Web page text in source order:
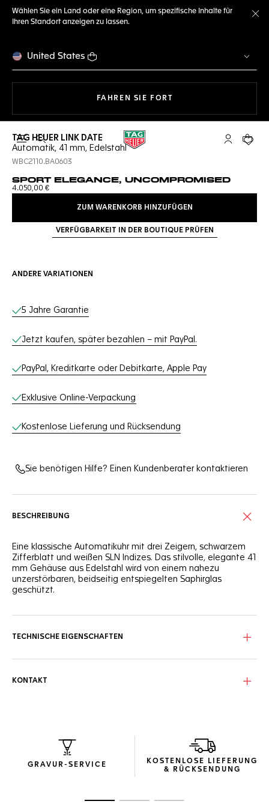
Wählen Sie ein Land oder eine Region, um spezifische Inhalte für
Ihren Standort anzeigen zu lassen.
United States
FAHREN SIE FORTMIT DER NAVIGATION
Suche öffnen My TAG
Ihr
TAG HEUER LINK DATE
Automatik, 41 mm, Edelstahl
WBC2110.BA0603
SPORT ELEGANCE, UNCOMPROMISED
4.050,00 €
ZUM WARENKORB HINZUFÜGEN
VERFÜGBARKEIT IN DER BOUTIQUE PRÜFEN
ANDERE VARIATIONEN
Online-Services
5 Jahre Garantie
Jetzt kaufen, später bezahlen – mit PayPal.
PayPal, Kreditkarte oder Debitkarte, Apple Pay
Exklusive Online-Verpackung
Kostenlose Lieferung und Rücksendung
Sie benötigen Hilfe? Einen Kundenberater kontaktieren
BESCHREIBUNG
Eine klassische Automatikuhr mit drei Zeigern, schwarzem
Zifferblatt und weißen SLN Indizes. Das stilvolle, elegante 41
mm Gehäuse aus Edelstahl wird von einem nahezu
unzerstörbaren, beidseitig entspiegelten Saphirglas
geschützt.
TECHNISCHE EIGENSCHAFTEN
KONTAKT
GRAVUR-SERVICE
KOSTENLOSE LIEFERUNG
& RÜCKSENDUNG